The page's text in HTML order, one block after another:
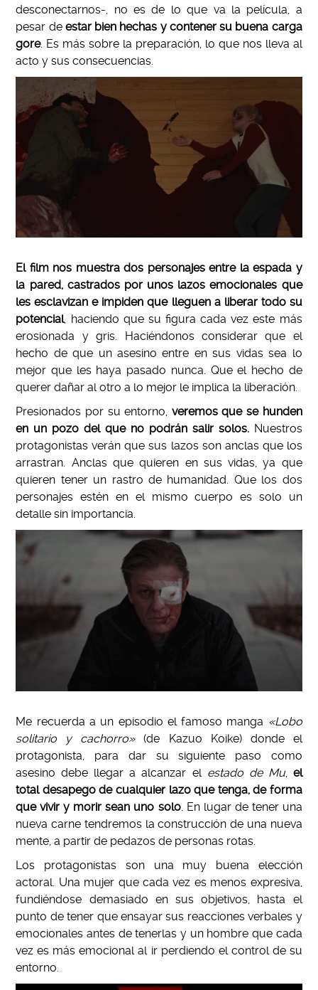
desconectarnos-, no es de lo que va la película, a
pesar de estar bien hechas y contener su buena carga
gore. Es más sobre la preparación, lo que nos lleva al
acto y sus consecuencias.
El film nos muestra dos personajes entre la espada y
la pared, castrados por unos lazos emocionales que
les esclavizan e impiden que lleguen a liberar todo su
potencial, haciendo que su figura cada vez este más
erosionada y gris. Haciéndonos considerar que el
hecho de que un asesino entre en sus vidas sea lo
mejor que les haya pasado nunca. Que el hecho de
querer dañar al otro a lo mejor le implica la liberación.
Presionados por su entorno, veremos que se hunden
en un pozo del que no podrán salir solos.Nuestros
protagonistas verán que sus lazos son anclas que los
arrastran. Anclas que quieren en sus vidas, ya que
quieren tener un rastro de humanidad. Que los dos
personajes estén en el mismo cuerpo es solo un
detalle sin importancia.
Me recuerda a un episodio el famoso manga «Lobo
solitario y cachorro»(de Kazuo Koike) donde el
protagonista, para dar su siguiente paso como
asesino debe llegar a alcanzar el estado de Mu, el
total desapego de cualquier lazo que tenga, de forma
que vivir y morir sean uno solo. En lugar de tener una
nueva carne tendremos la construcción de una nueva
mente, a partir de pedazos de personas rotas.
Los protagonistas son una muy buena elección
actoral. Una mujer que cada vez es menos expresiva,
fundiéndose demasiado en sus objetivos, hasta el
punto de tener que ensayar sus reacciones verbales y
emocionales antes de tenerlas y un hombre que cada
vez es más emocional al ir perdiendo el control de su
entorno.